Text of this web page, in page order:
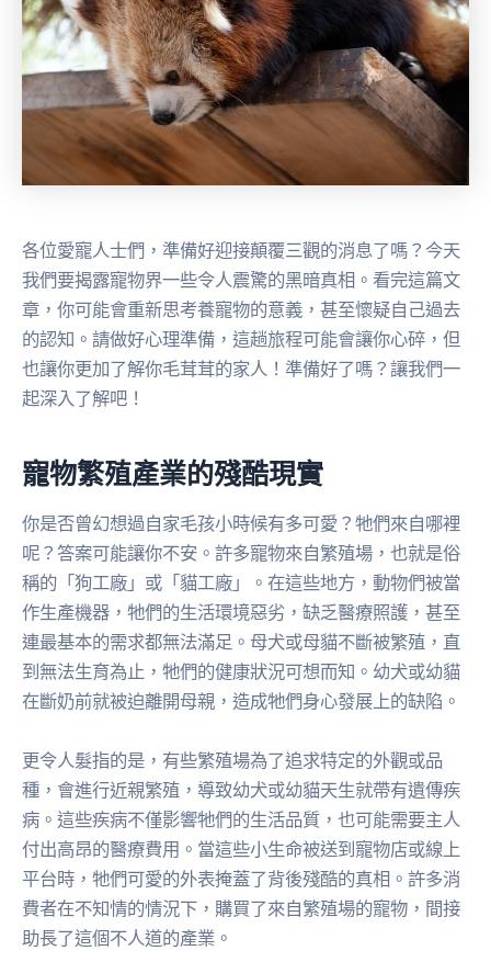
各位愛寵人士們，準備好迎接顛覆三觀的消息了嗎？今天
我們要揭露寵物界一些令人震驚的黑暗真相。看完這篇文
章，你可能會重新思考養寵物的意義，甚至懷疑自己過去
的認知。請做好心理準備，這趟旅程可能會讓你心碎，但
也讓你更加了解你毛茸茸的家人！準備好了嗎？讓我們一
起深入了解吧！
寵物繁殖產業的殘酷現實
你是否曾幻想過自家毛孩小時候有多可愛？牠們來自哪裡
呢？答案可能讓你不安。許多寵物來自繁殖場，也就是俗
稱的「狗工廠」或「貓工廠」。在這些地方，動物們被當
作生產機器，牠們的生活環境惡劣，缺乏醫療照護，甚至
連最基本的需求都無法滿足。母犬或母貓不斷被繁殖，直
到無法生育為止，牠們的健康狀況可想而知。幼犬或幼貓
在斷奶前就被迫離開母親，造成牠們身心發展上的缺陷。
更令人髮指的是，有些繁殖場為了追求特定的外觀或品
種，會進行近親繁殖，導致幼犬或幼貓天生就帶有遺傳疾
病。這些疾病不僅影響牠們的生活品質，也可能需要主人
付出高昂的醫療費用。當這些小生命被送到寵物店或線上
平台時，牠們可愛的外表掩蓋了背後殘酷的真相。許多消
費者在不知情的情況下，購買了來自繁殖場的寵物，間接
助長了這個不人道的產業。